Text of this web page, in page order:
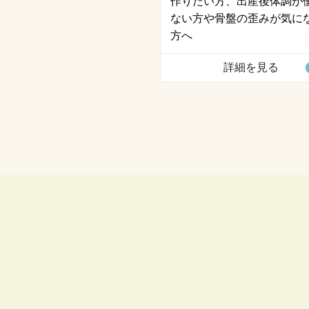
ない方や骨盤の歪みが気に
方へ
詳細を見る